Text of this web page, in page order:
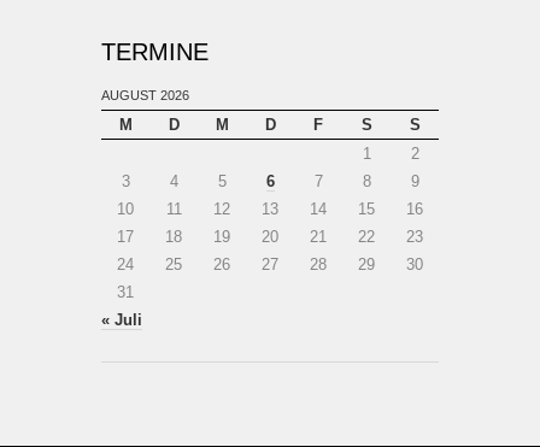
TERMINE
AUGUST 2026
M D M D F S
S
1
2
3
4 5 6 7 8
9
10
11 12 13 14 15
16
17
18 19 20 21 22
23
24
25 26 27 28 29
30
31
« Juli